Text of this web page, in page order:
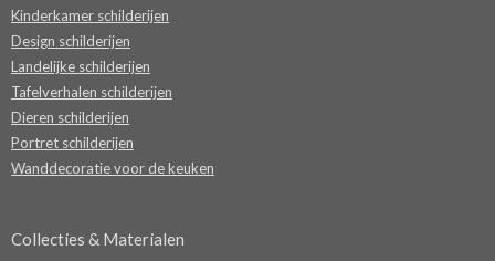
Kinderkamer schilderijen
Design schilderijen
Landelijke schilderijen
Tafelverhalen schilderijen
Dieren schilderijen
Portret schilderijen
Wanddecoratie voor de keuken
Collecties & Materialen